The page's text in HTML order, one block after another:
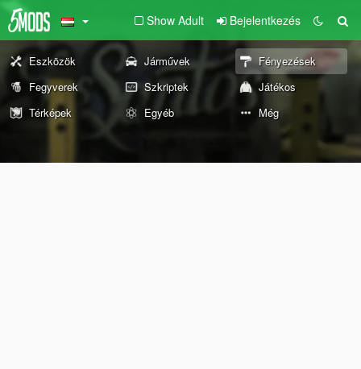
Show Adult Bejelentkezés
Eszközök Járművek
Fényezések
Fegyverek
Szkriptek
Játékos
Térképek
Egyéb Még